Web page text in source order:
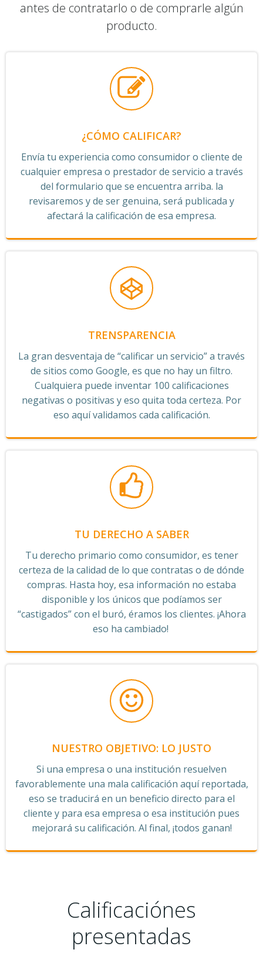
antes de contratarlo o de comprarle algún
producto.
¿CÓMO CALIFICAR?
Envía tu experiencia como consumidor o cliente de
cualquier empresa o prestador de servicio a través
del formulario que se encuentra arriba. la
revisaremos y de ser genuina, será publicada y
afectará la calificación de esa empresa.
TRENSPARENCIA
La gran desventaja de “calificar un servicio” a través
de sitios como Google, es que no hay un filtro.
Cualquiera puede inventar 100 calificaciones
negativas o positivas y eso quita toda certeza. Por
eso aquí validamos cada calificación.
TU DERECHO A SABER
Tu derecho primario como consumidor, es tener
certeza de la calidad de lo que contratas o de dónde
compras. Hasta hoy, esa información no estaba
disponible y los únicos que podíamos ser
“castigados” con el buró, éramos los clientes. ¡Ahora
eso ha cambiado!
NUESTRO OBJETIVO: LO JUSTO
Si una empresa o una institución resuelven
favorablemente una mala calificación aquí reportada,
eso se traducirá en un beneficio directo para el
cliente y para esa empresa o esa institución pues
mejorará su calificación. Al final, ¡todos ganan!
Calificaciónes
presentadas